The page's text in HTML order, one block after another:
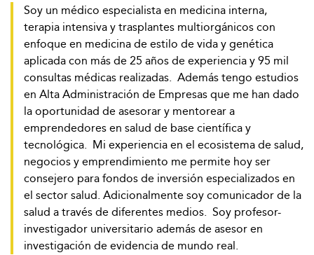
Soy un médico especialista en medicina interna,
terapia intensiva y trasplantes multiorgánicos con
enfoque en medicina de estilo de vida y genética
aplicada con más de 25 años de experiencia y 95 mil
consultas médicas realizadas. Además tengo estudios
en Alta Administración de Empresas que me han dado
la oportunidad de asesorar y mentorear a
emprendedores en salud de base científica y
tecnológica. Mi experiencia en el ecosistema de salud,
negocios y emprendimiento me permite hoy ser
consejero para fondos de inversión especializados en
el sector salud. Adicionalmente soy comunicador de la
salud a través de diferentes medios. Soy profesor-
investigador universitario además de asesor en
investigación de evidencia de mundo real.